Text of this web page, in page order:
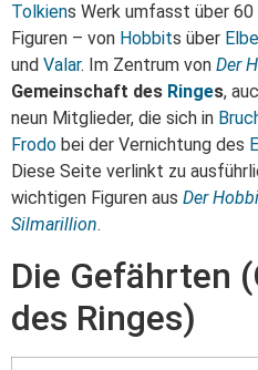
Tolkiens Werk umfasst über
Figuren – von Hobbits über
und Valar. Im Zentrum von Der
Gemeinschaft des Ringes,
neun Mitglieder, die sich in
Frodo bei der Vernichtung des
Diese Seite verlinkt zu
wichtigen Figuren aus Der
Silmarillion.
Die Gefährten
des Ringes)